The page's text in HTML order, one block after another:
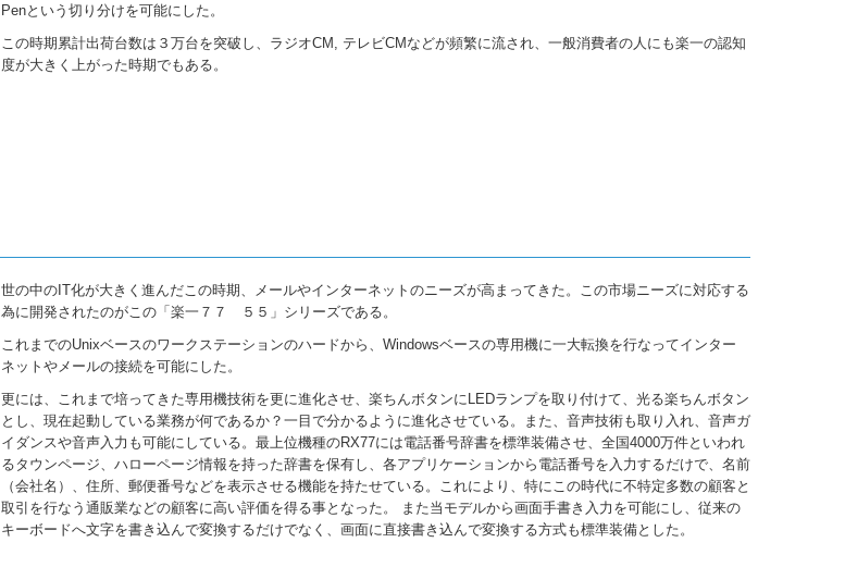
Penという切り分けを可能にした。
この時期累計出荷台数は３万台を突破し、ラジオCM, テレビCMなどが頻繁に流され、一般消費者の人にも楽一の認知
度が大きく上がった時期でもある。
世の中のIT化が大きく進んだこの時期、メールやインターネットのニーズが高まってきた。この市場ニーズに対応する
為に開発されたのがこの「楽一７７ ５５」シリーズである。
これまでのUnixベースのワークステーションのハードから、Windowsベースの専用機に一大転換を行なってインター
ネットやメールの接続を可能にした。
更には、これまで培ってきた専用機技術を更に進化させ、楽ちんボタンにLEDランプを取り付けて、光る楽ちんボタン
とし、現在起動している業務が何であるか？一目で分かるように進化させている。また、音声技術も取り入れ、音声ガ
イダンスや音声入力も可能にしている。最上位機種のRX77には電話番号辞書を標準装備させ、全国4000万件といわれ
るタウンページ、ハローページ情報を持った辞書を保有し、各アプリケーションから電話番号を入力するだけで、名前
（会社名）、住所、郵便番号などを表示させる機能を持たせている。これにより、特にこの時代に不特定多数の顧客と
取引を行なう通販業などの顧客に高い評価を得る事となった。 また当モデルから画面手書き入力を可能にし、従来の
キーボードへ文字を書き込んで変換するだけでなく、画面に直接書き込んで変換する方式も標準装備とした。